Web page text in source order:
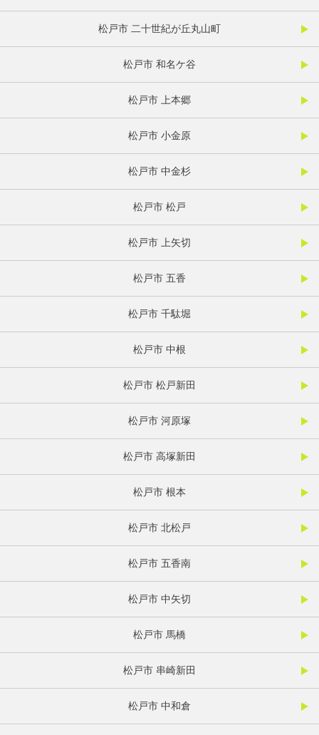
松戸市 二十世紀が丘丸山町
松戸市 和名ケ谷
松戸市 上本郷
松戸市 小金原
松戸市 中金杉
松戸市 松戸
松戸市 上矢切
松戸市 五香
松戸市 千駄堀
松戸市 中根
松戸市 松戸新田
松戸市 河原塚
松戸市 高塚新田
松戸市 根本
松戸市 北松戸
松戸市 五香南
松戸市 中矢切
松戸市 馬橋
松戸市 串崎新田
松戸市 中和倉